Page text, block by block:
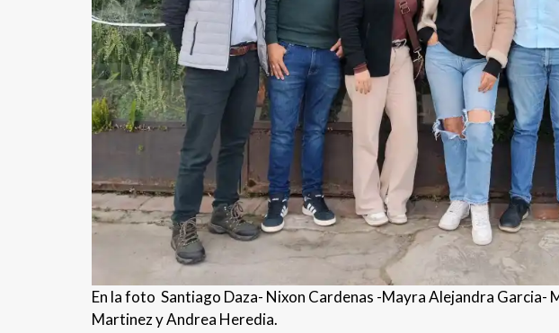
En la foto Santiago Daza- Nixon Cardenas -Mayra Alejandra Garcia-
Martinez y Andrea Heredia.